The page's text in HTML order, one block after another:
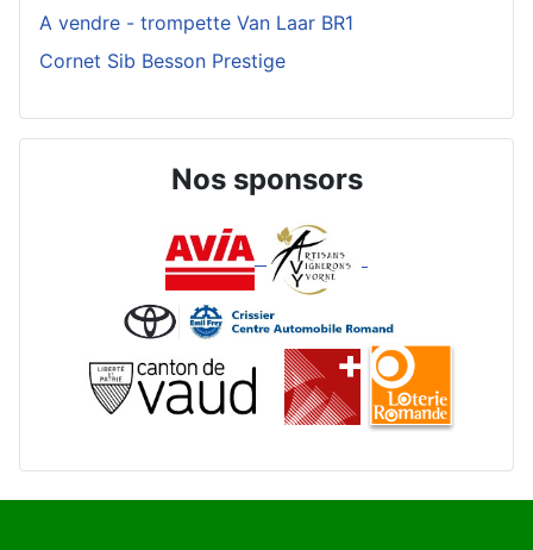
A vendre - trompette Van Laar BR1
Cornet Sib Besson Prestige
Nos sponsors